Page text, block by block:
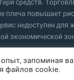
средств.
плеча повышает
недоступен
экономической
Share4youи
соответствии с
запоминая
файлов cookie.